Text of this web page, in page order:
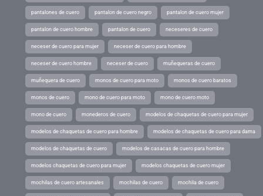
pantalones de cuero pantalon de cuero negro pantalon de cuero mujer
pantalon de cuero hombre pantalon de cuero neceseres de cuero
neceser de cuero para mujer neceser de cuero para hombre
neceser de cuero hombre neceser de cuero muñequeras de cuero
muñequera de cuero monos de cuero para moto monos de cuero baratos
monos de cuero mono de cuero para moto mono de cuero moto
mono de cuero monederos de cuero modelos de chaquetas de cuero para mujer
modelos de chaquetas de cuero para hombre modelos de chaquetas de cuero para dama
modelos de chaquetas de cuero modelos de casacas de cuero para hombre
modelos chaquetas de cuero para mujer modelos chaquetas de cuero mujer
mochilas de cuero artesanales mochilas de cuero mochila de cuero